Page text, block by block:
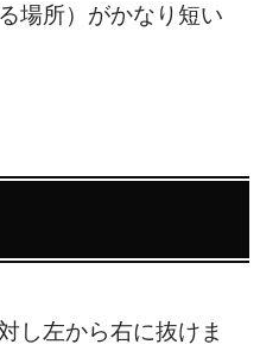
場所）がかなり短い
し左から右に抜けま